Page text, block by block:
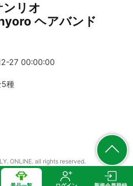
ンリオ
ヘアバンド
27 00:00:00
種
ONLINE. all rights reserved.